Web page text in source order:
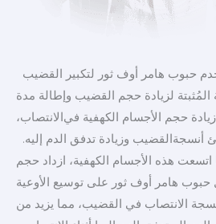
حبوب هامر أوف ثور لتكبير القضيب
المُثبتة لزيادة حجم القضيب وإطالة مدة
الانتصاب،حجم الأجسام الكهفية في
القضيب وزيادة تدفق الدم إليه.أنسجة
اتسعت هذه الأجسام الكهفية، ازداد حجم
حبوب هامر أوف ثور على توسيع الأوعية
الانتصاب في القضيب، مما يزيد من